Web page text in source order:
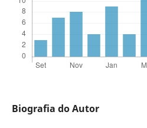
Biografia do Autor